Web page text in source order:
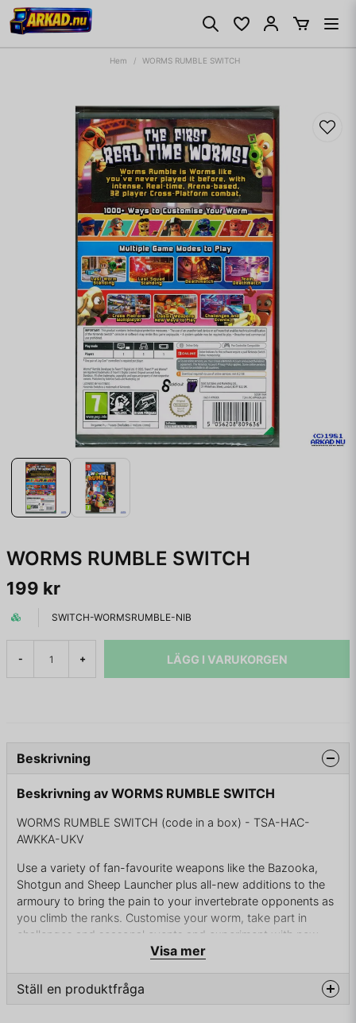
Hem WORMS RUMBLE SWITCH
WORMS RUMBLE SWITCH
199 kr
SWITCH-WORMSRUMBLE-NIB
- + LÄGG I VARUKORGEN
Beskrivning
Beskrivning av WORMS RUMBLE SWITCH
WORMS RUMBLE SWITCH (code in a box) - TSA-HAC-
AWKKA-UKV
Use a variety of fan-favourite weapons like the Bazooka,
Shotgun and Sheep Launcher plus all-new additions to the
armoury to bring the pain to your invertebrate opponents as
you climb the ranks. Customise your worm, take part in
challenges and seasonal events and experiment with new
ways to play in The Lab. This is Worms, reinvented.
DETTA ÄR EN NY PRUDUKT
Visa mer
Ställ en produktfråga